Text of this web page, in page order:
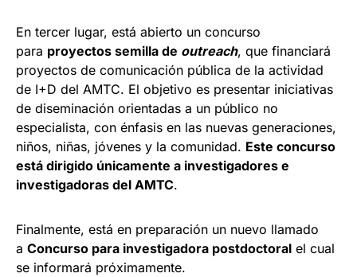
En tercer lugar, está abierto un concurso
para proyectos semilla de outreach, que financiará
proyectos de comunicación pública de la actividad
de I+D del AMTC. El objetivo es presentar iniciativas
de diseminación orientadas a un público no
especialista, con énfasis en las nuevas generaciones,
niños, niñas, jóvenes y la comunidad. Este concurso
está dirigido únicamente a investigadores e
investigadoras del AMTC.
Finalmente, está en preparación un nuevo llamado
a Concurso para investigadora postdoctoral el cual
se informará próximamente.